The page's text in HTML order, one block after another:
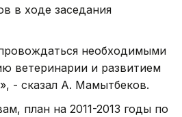
в ходе заседания
необходимыми
ветеринарии и развитием
- сказал А. Мамытбеков.
план на 2011-2013 годы по